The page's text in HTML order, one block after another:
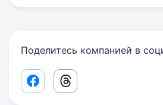
Поделитесь компанией в
Facebook share link
Threads share link